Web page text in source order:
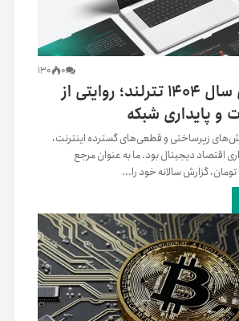
0
130
انتشار گزارش سال ۱۴۰۴ تترلند؛ روایتی از
پایداری شبکه
چالش‌های زیرساختی و قطعی‌های گسترده اینترنت،
اقتصاد دیجیتال بود. ما به عنوان مرجع
گزارش سالانه خود را...